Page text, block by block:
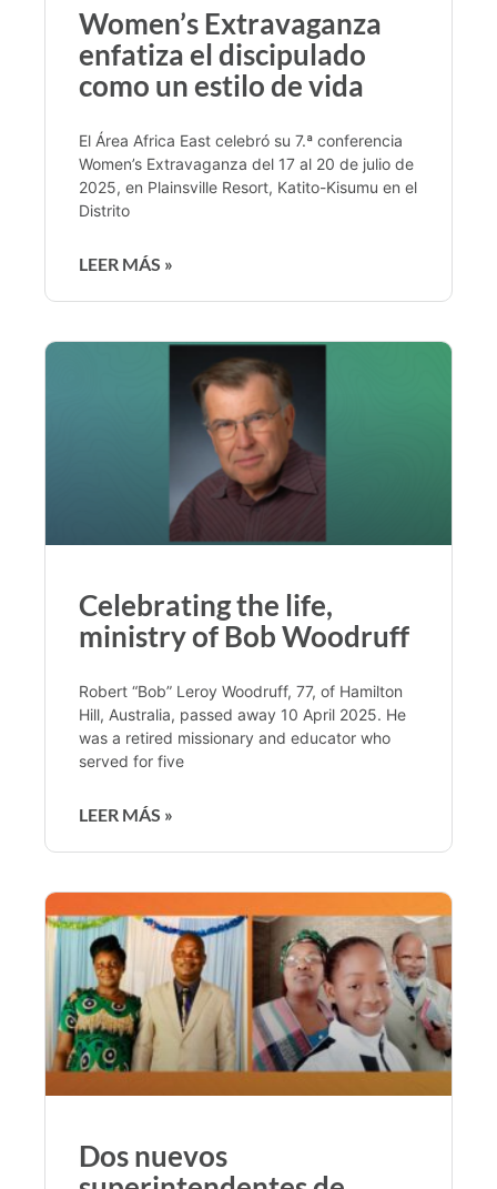
Women’s Extravaganza
enfatiza el discipulado
como un estilo de vida
El Área Africa East celebró su 7.ª conferencia
Women’s Extravaganza del 17 al 20 de julio de
2025, en Plainsville Resort, Katito-Kisumu en el
Distrito
LEER MÁS »
Celebrating the life,
ministry of Bob Woodruff
Robert “Bob” Leroy Woodruff, 77, of Hamilton
Hill, Australia, passed away 10 April 2025. He
was a retired missionary and educator who
served for five
LEER MÁS »
Dos nuevos